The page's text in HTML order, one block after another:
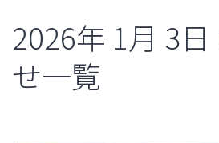
2026年 1月 3日
せ一覧